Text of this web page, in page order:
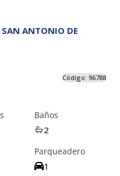
ANTONIO DE
Código: 96788
Baños
2
Parqueadero
1